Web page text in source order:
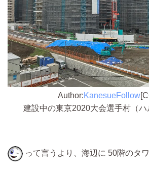
Author:KanesueFollow
建設中の東京2020大会選手村（ハ
って言うより、海辺に 50階のタ